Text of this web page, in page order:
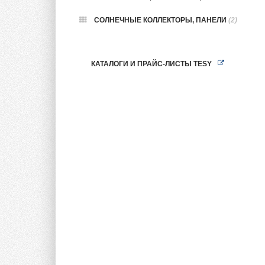
СОЛНЕЧНЫЕ КОЛЛЕКТОРЫ, ПАНЕЛИ (2)
КАТАЛОГИ И ПРАЙС-ЛИСТЫ TESY